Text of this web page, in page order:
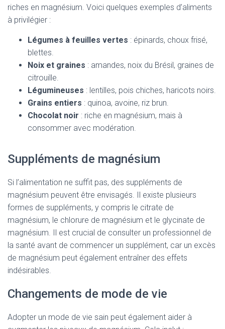
riches en magnésium. Voici quelques exemples d’aliments
à privilégier :
Légumes à feuilles vertes : épinards, choux frisé,
blettes.
Noix et graines : amandes, noix du Brésil, graines de
citrouille.
Légumineuses : lentilles, pois chiches, haricots noirs.
Grains entiers : quinoa, avoine, riz brun.
Chocolat noir : riche en magnésium, mais à
consommer avec modération.
Suppléments de magnésium
Si l’alimentation ne suffit pas, des suppléments de
magnésium peuvent être envisagés. Il existe plusieurs
formes de suppléments, y compris le citrate de
magnésium, le chlorure de magnésium et le glycinate de
magnésium. Il est crucial de consulter un professionnel de
la santé avant de commencer un supplément, car un excès
de magnésium peut également entraîner des effets
indésirables.
Changements de mode de vie
Adopter un mode de vie sain peut également aider à